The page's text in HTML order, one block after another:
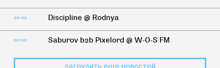
00:00 Discipline @ Rodnya
00:00 Saburov b2b Pixelord @ W-O-S FM
загрузить еще новостей